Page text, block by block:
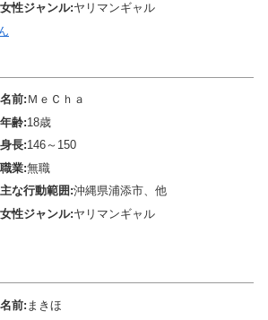
女性ジャンル:ヤリマンギャル
名前: ＭｅＣｈａ
年齢:18歳
身長:146～150
職業:無職
主な行動範囲:沖縄県浦添市、他
女性ジャンル:ヤリマンギャル
名前: まきほ